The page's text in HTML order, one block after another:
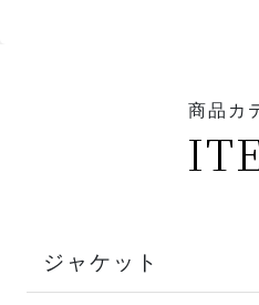
商品カ
ジャケット